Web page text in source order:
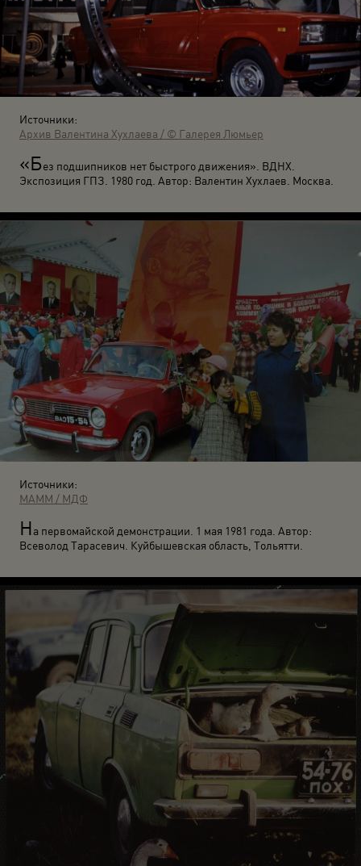
Источники:
Архив Валентина Хухлаева / © Галерея Люмьер
«Без подшипников нет быстрого движения». ВДНХ.
Экспозиция ГПЗ. 1980 год. Автор: Валентин Хухлаев. Москва.
Источники:
МАММ / МДФ
На первомайской демонстрации. 1 мая 1981 года. Автор:
Всеволод Тарасевич. Куйбышевская область, Тольятти.